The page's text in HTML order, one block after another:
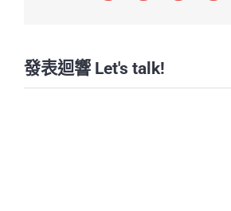
發表迴響 Let's talk!